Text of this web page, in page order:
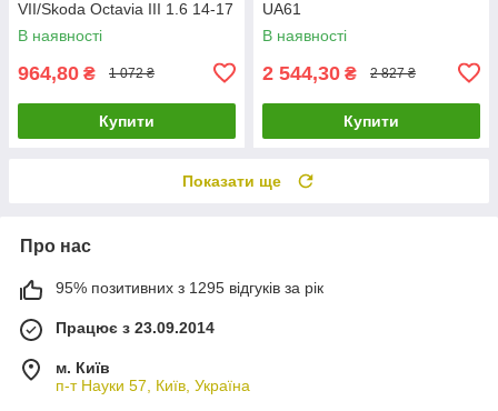
VII/Skoda Octavia III 1.6 14-17
(АКПП) VAG 09G321181A
UA61
В наявності
964,80 ₴ 1 072 ₴
Купити
UA61
В наявності
2 544,30 ₴ 2 827 ₴
Купити
Показати ще
Про нас
95% позитивних з 1295 відгуків за рік
Працює з 23.09.2014
м. Київ
п-т Науки 57, Київ, Україна